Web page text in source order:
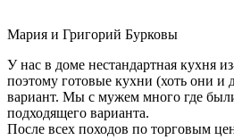
Мария и Григорий Бурковы
У нас в доме нестандартная кухня
поэтому готовые кухни (хоть они
вариант. Мы с мужем много где
подходящего варианта.
После всех походов по торговым